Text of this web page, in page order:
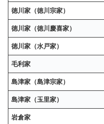
徳川家（徳川宗家）
徳川家（徳川慶喜家）
徳川家（水戸家）
毛利家
島津家（島津宗家）
島津家（玉里家）
岩倉家